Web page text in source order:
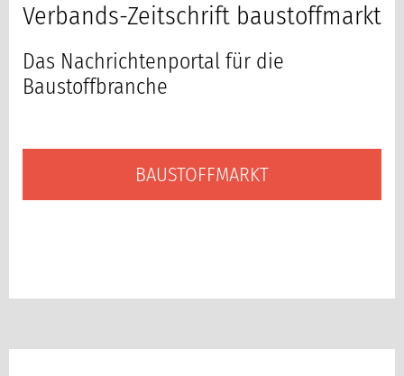
Verbands-Zeitschrift baustoffmarkt
Das Nachrichtenportal für die
Baustoffbranche
BAUSTOFFMARKT